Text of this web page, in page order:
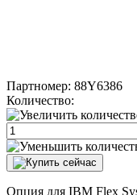
Партномер: 88Y6386
Количество:
Опция для IBM Flex